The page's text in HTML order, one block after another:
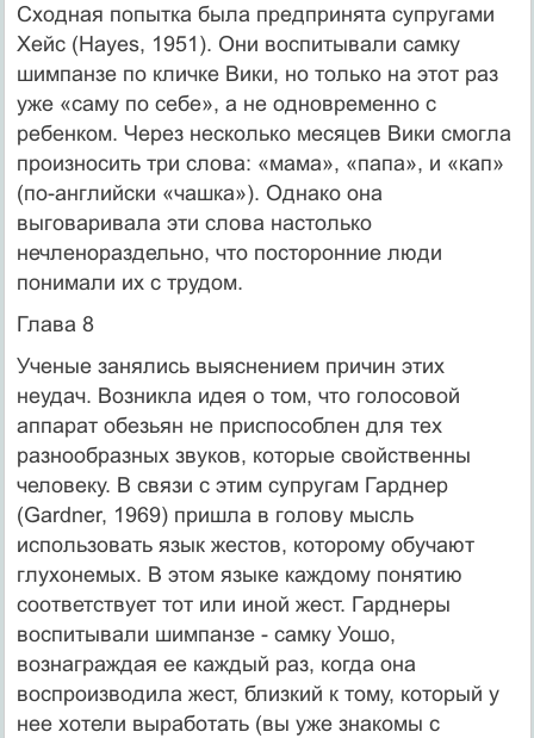
Сходная попытка была предпринята супругами
Хейс (Hayes, 1951). Они воспитывали самку
шимпанзе по кличке Вики, но только на этот раз
уже «саму по себе», а не одновременно с
ребенком. Через несколько месяцев Вики смогла
произносить три слова: «мама», «папа», и «кап»
(по-английски «чашка»). Однако она
выговаривала эти слова настолько
нечленораздельно, что посторонние люди
понимали их с трудом.
Глава 8
Ученые занялись выяснением причин этих
неудач. Возникла идея о том, что голосовой
аппарат обезьян не приспособлен для тех
разнооб­разных звуков, которые свойственны
человеку. В связи с этим супругам Гарднер
(Gardner, 1969) пришла в голову мысль
использовать язык жестов, которому обучают
глухонемых. В этом языке каждому понятию
соответствует тот или иной жест. Гарднеры
воспитывали шимпанзе - сам­ку Уошо,
вознаграждая ее каждый раз, когда она
воспроизводила жест, близкий к тому, который у
нее хотели выработать (вы уже знакомы с